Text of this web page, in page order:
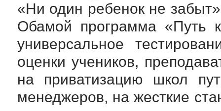
«Ни один ребенок не забыт»
Обамой программа «Путь
универсальное
оценки учеников,
на приватизацию школ
менеджеров, на жесткие